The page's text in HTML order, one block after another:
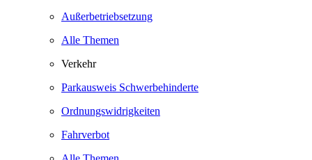
Außerbetriebsetzung
Alle Themen
Verkehr
Parkausweis Schwerbehinderte
Ordnungswidrigkeiten
Fahrverbot